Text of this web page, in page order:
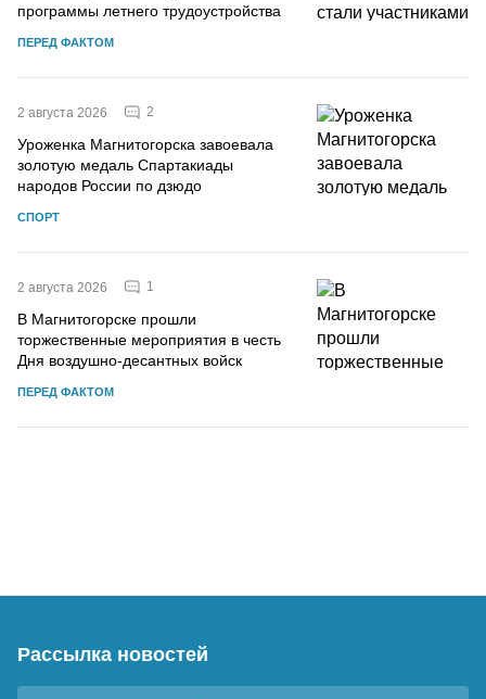
программы летнего трудоустройства
ПЕРЕД ФАКТОМ
2 августа 2026 2
Уроженка Магнитогорска завоевала
золотую медаль Спартакиады
народов России по дзюдо
СПОРТ
2 августа 2026 1
В Магнитогорске прошли
торжественные мероприятия в честь
Дня воздушно-десантных войск
ПЕРЕД ФАКТОМ
Рассылка новостей